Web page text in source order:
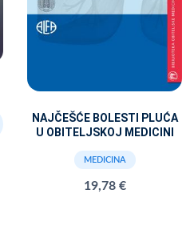
NAJČEŠĆE BOLESTI PLUĆA
U OBITELJSKOJ MEDICINI
MEDICINA
19,78 €